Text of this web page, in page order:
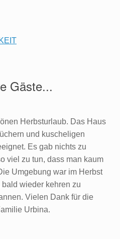
Gäste...
Herbsturlaub. Das Haus
und kuscheligen
Es gab nichts zu
viel zu tun, dass man kaum
Umgebung war im Herbst
wieder kehren zu
Vielen Dank für die
Urbina.